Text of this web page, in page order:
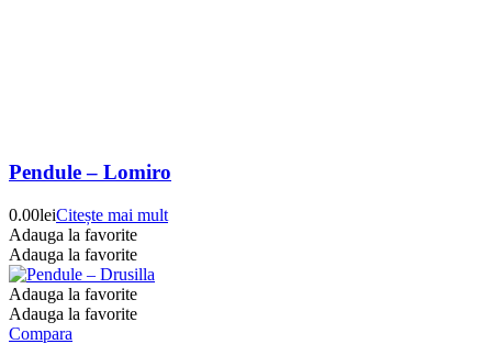
Pendule – Lomiro
0.00leiCitește mai mult
Adauga la favorite
Adauga la favorite
Adauga la favorite
Adauga la favorite
Compara